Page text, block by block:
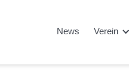
News Verein